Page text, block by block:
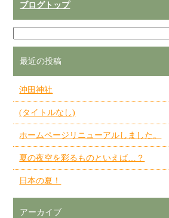
ブログトップ
最近の投稿
沖田神社
(タイトルなし)
ホームページリニューアルしました。
夏の夜空を彩るものといえば…？
日本の夏！
アーカイブ